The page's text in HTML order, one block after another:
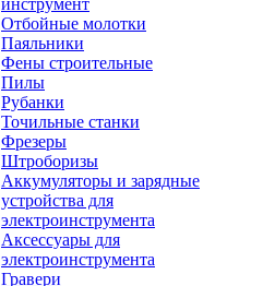
инструмент
Отбойные молотки
Паяльники
Фены строительные
Пилы
Рубанки
Точильные станки
Фрезеры
Штроборизы
Аккумуляторы и зарядные
устройства для
электроинструмента
Аксессуары для
электроинструмента
Гравери